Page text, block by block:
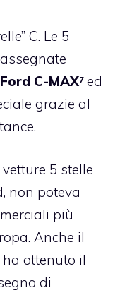
C. Le 5
Ford C-MAX7ed
grazie al
5 stelle
non poteva
più
Anche il
ha ottenuto il
di